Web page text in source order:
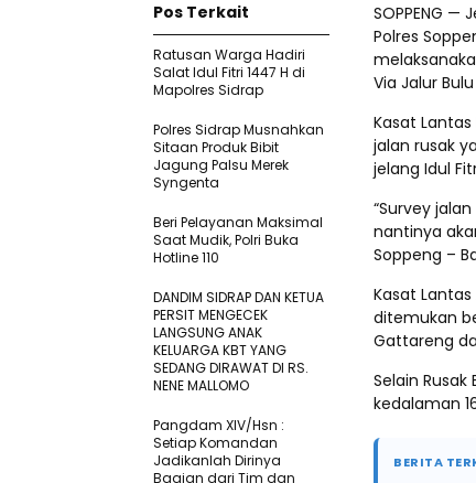
SOPPENG —
Polres
Via Jalur
Kasat
jalan rusak
jelang Idul
“Survey
nantinya
Soppeng –
Kasat
ditemukan
Gattareng
Selain
kedalaman
BERITA
Pos Terkait
Ratusan Warga Hadiri
Salat Idul Fitri 1447 H di
Mapolres Sidrap
Polres Sidrap Musnahkan
Sitaan Produk Bibit
Jagung Palsu Merek
Syngenta
Beri Pelayanan Maksimal
Saat Mudik, Polri Buka
Hotline 110
DANDIM SIDRAP DAN KETUA
PERSIT MENGECEK
LANGSUNG ANAK
KELUARGA KBT YANG
SEDANG DIRAWAT DI RS.
NENE MALLOMO
Pangdam XIV/Hsn :
Setiap Komandan
Jadikanlah Dirinya
Bagian dari Tim dan